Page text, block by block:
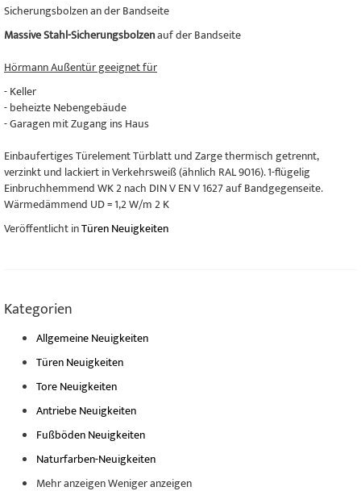
Sicherungsbolzen an der Bandseite
Massive Stahl-Sicherungsbolzenauf der Bandseite
Hörmann Außentür geeignet für
- Keller
- beheizte Nebengebäude
- Garagen mit Zugang ins Haus
Einbaufertiges Türelement Türblatt und Zarge thermisch getrennt,
verzinkt und lackiert in Verkehrsweiß (ähnlich RAL 9016). 1-flügelig
Einbruchhemmend WK 2 nach DIN V EN V 1627 auf Bandgegenseite.
Wärmedämmend UD = 1,2 W/m 2 K
Veröffentlicht inTüren Neuigkeiten
Kategorien
Allgemeine Neuigkeiten
Türen Neuigkeiten
Tore Neuigkeiten
Antriebe Neuigkeiten
Fußböden Neuigkeiten
Naturfarben-Neuigkeiten
Mehr anzeigenWeniger anzeigen